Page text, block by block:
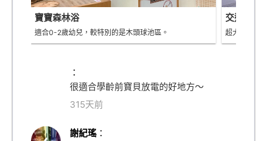
寶寶森林浴
適合0-2歲幼兒，較特別的是木頭球池區。
交通安全
超大的空間
：
很適合學齡前寶貝放電的好地方～
315天前
謝紀瑤 ：